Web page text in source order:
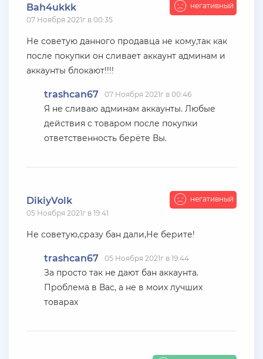
ахахахахахахахахаахаха ухухухху на***яяяяя
ыхыхыхых
10 Июля 2026г в 18:27
Vlad_Esidisi
+ 2000 руб 10 Июля 2026г в 18:06
Vlad_Esidisi
насрал
Куплю жирные акки на Advance rp Blue
+ 10 руб 07 Июля 2026г в 20:56
Ищу поставщиков аккаунтов на серверах
BLACK***SSIA , телеграмм @aanarchistov
+ 11 руб 06 Июля 2026г в 23:48
Bah4ukkk
07 Ноября 2021г в 00:35
негативный
Не советую данного продавца не кому,так как
после покупки он сливает аккаунт админам и
аккаунты блокают!!!!
trashcan67 07 Ноября 2021г в 00:46
Я не сливаю админам аккаунты. Любые
действия с товаром после покупки
ответственность берёте Вы.
DikiyVolk
05 Ноября 2021г в 19:41
негативный
Не советую,сразу бан дали,Не берите!
trashcan67 05 Ноября 2021г в 19:44
За просто так не дают бан аккаунта.
Проблема в Вас, а не в моих лучших
товарах